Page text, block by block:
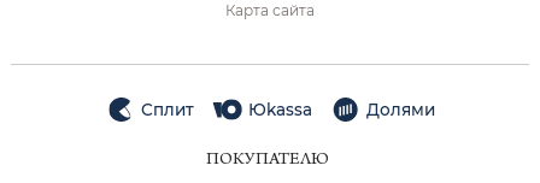
Карта сайта
Сплит Юkassa Долями
ПОКУПАТЕЛЮ